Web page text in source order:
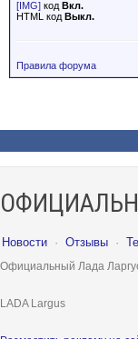
[IMG] код Вкл.
HTML код Выкл.
Правила форума
Новости · Отзывы ·
Официальный Лада
LADA Largus